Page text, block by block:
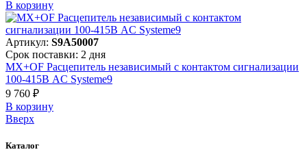
В корзинy
Артикул: S9A50007
Срок поставки: 2 дня
MX+OF Расцепитель независимый с контактом сигнализации
100-415В AC Systeme9
9 760 ₽
В корзинy
Вверх
Каталог